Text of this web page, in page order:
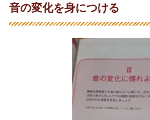
音の変化を身につける